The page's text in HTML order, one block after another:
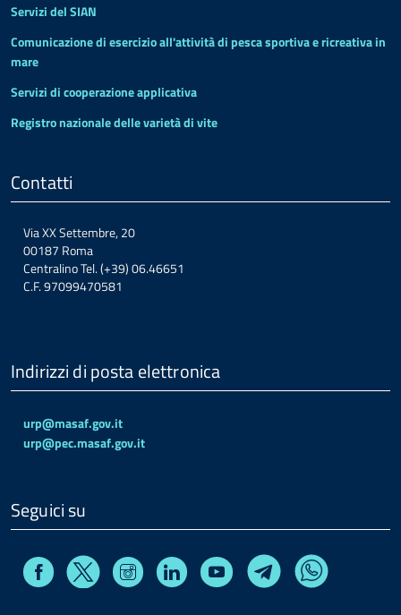
Servizi del SIAN
Comunicazione di esercizio all'attività di pesca sportiva e ricreativa in
mare
Servizi di cooperazione applicativa
Registro nazionale delle varietà di vite
Contatti
Via XX Settembre, 20
00187 Roma
Centralino Tel. (+39) 06.46651
C.F. 97099470581
Indirizzi di posta elettronica
urp@masaf.gov.it
urp@pec.masaf.gov.it
Seguici su
FacebookX Instagram Linkedin Youtube TelegramWhatsapp